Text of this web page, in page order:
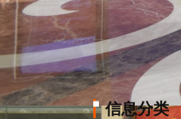
信息分类